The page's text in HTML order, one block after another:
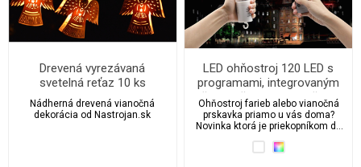
Drevená vyrezávaná
svetelná reťaz 10 ks
Nádherná drevená vianočná
dekorácia od Nastrojan.sk
LED ohňostroj 120 LED s
programami, integrovaným
časovačom a ovládačom
Ohňostroj farieb alebo vianočná
prskavka priamo u vás doma?
Novinka ktorá je priekopníkom do
osvetlenia.